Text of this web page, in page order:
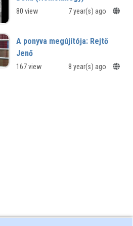
evangyelioma, avagy
elrejtetett könyv)
80 view 7 year(s) ago
A ponyva megújítója: Rejtő
Jenő
167 view 8 year(s) ago